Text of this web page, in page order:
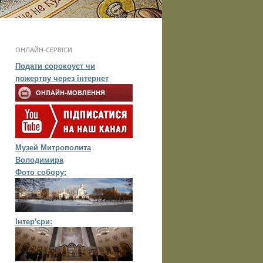
ОНЛАЙН-СЕРВІСИ
Подати сорокоуст чи
пожертву через інтернет
Музей Митрополита
Володимира
Фото собору:
Інтер'єри: